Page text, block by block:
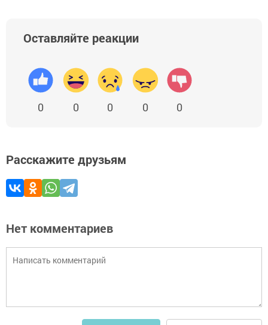
Оставляйте реакции
0 0 0 0 0
Расскажите друзьям
Нет комментариев